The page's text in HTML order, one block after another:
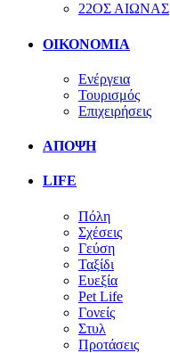
22ΟΣ ΑΙΩΝΑΣ
ΟΙΚΟΝΟΜΙΑ
Ενέργεια
Τουρισμός
Επιχειρήσεις
ΑΠΟΨΗ
LIFE
Πόλη
Σχέσεις
Γεύση
Ταξίδι
Ευεξία
Pet Life
Γονείς
Στυλ
Προτάσεις